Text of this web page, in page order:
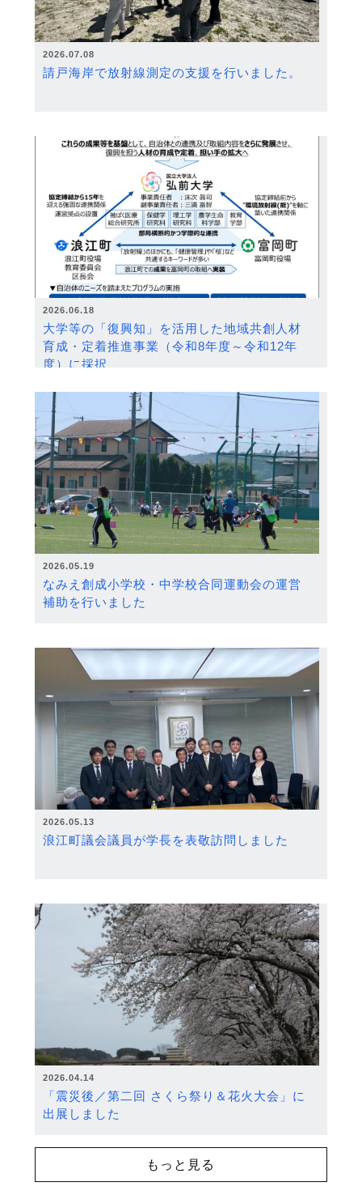
2026.07.08
請戸海岸で放射線測定の支援を行いました。
2026.06.18
大学等の「復興知」を活用した地域共創人材
育成・定着推進事業（令和8年度～令和12年
度）に採択
2026.05.19
なみえ創成小学校・中学校合同運動会の運営
補助を行いました
2026.05.13
浪江町議会議員が学長を表敬訪問しました
2026.04.14
「震災後／第二回 さくら祭り＆花火大会」に
出展しました
もっと見る